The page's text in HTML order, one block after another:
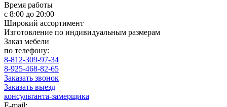
Время работы
с 8:00 до 20:00
Широкий ассортимент
Изготовление по индивидуальным размерам
Заказ мебели
по телефону:
8-812-309-97-34
8-925-468-82-65
Заказать звонок
Заказать выезд
консультанта-замерщика
E-mail: